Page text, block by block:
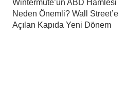
Wintermute’un ABD Hamlesi
Neden Önemli? Wall Street’e
Açılan Kapıda Yeni Dönem